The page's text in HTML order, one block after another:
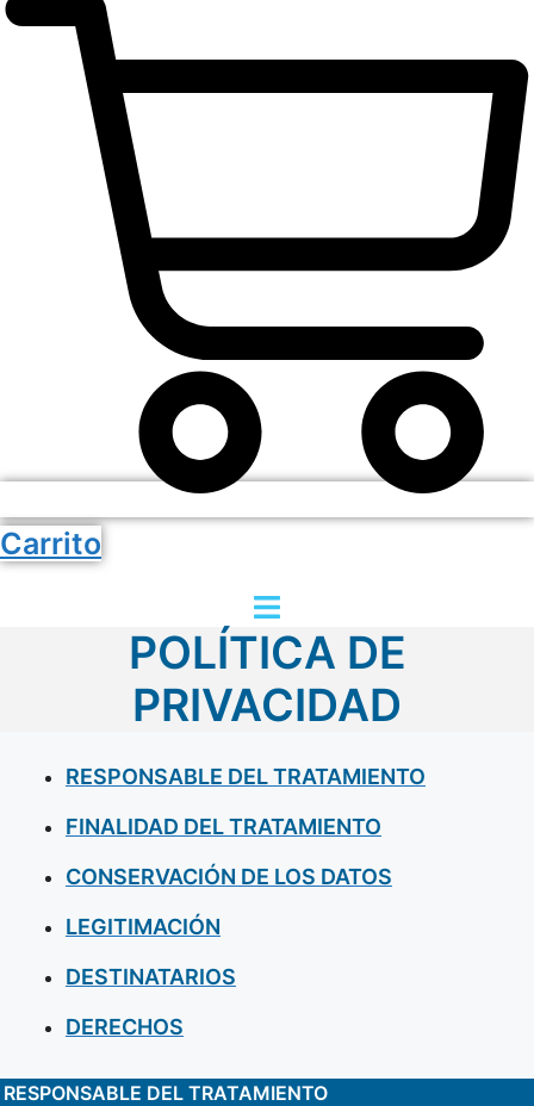
Carrito
POLÍTICA DE
PRIVACIDAD
RESPONSABLE DEL TRATAMIENTO
FINALIDAD DEL TRATAMIENTO
CONSERVACIÓN DE LOS DATOS
LEGITIMACIÓN
DESTINATARIOS
DERECHOS
RESPONSABLE DEL TRATAMIENTO